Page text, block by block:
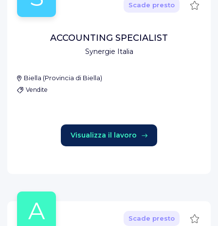
Synergie Italia
Scade presto Salva
ACCOUNTING SPECIALIST
Biella (Provincia di Biella)
Vendite
Visualizza il lavoro
A Scade presto Salva